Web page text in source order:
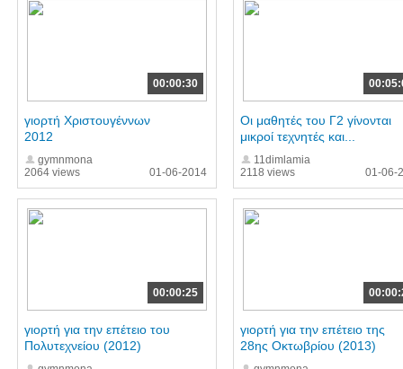
00:00:30
2064 views
γιορτή Χριστουγέννων
2012
gymnmona
01-06-2014
2118 views
Οι μαθητές του Γ2 γίνονται
μικροί τεχνητές και...
11dimlamia
01-06-
00:00:25
γιορτή για την επέτειο του
Πολυτεχνείου (2012)
γιορτή για την επέτειο της
28ης Οκτωβρίου (2013)